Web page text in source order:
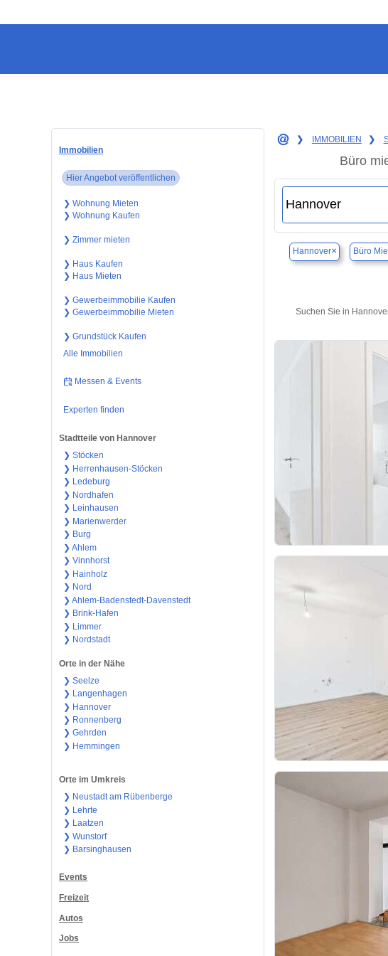
Immobilien
Hier Angebot veröffentlichen
❯ Wohnung Mieten
❯ Wohnung Kaufen
❯ Zimmer mieten
❯ Haus Kaufen
❯ Haus Mieten
❯ Gewerbeimmobilie Kaufen
❯ Gewerbeimmobilie Mieten
❯ Grundstück Kaufen
Alle Immobilien
Messen & Events
Experten finden
Stadtteile von Hannover
❯ Stöcken
❯ Herrenhausen-Stöcken
❯ Ledeburg
❯ Nordhafen
❯ Leinhausen
❯ Marienwerder
❯ Burg
❯ Ahlem
❯ Vinnhorst
❯ Hainholz
❯ Nord
❯ Ahlem-Badenstedt-Davenstedt
❯ Brink-Hafen
❯ Limmer
❯ Nordstadt
Orte in der Nähe
❯ Seelze
❯ Langenhagen
❯ Hannover
❯ Ronnenberg
❯ Gehrden
❯ Hemmingen
Orte im Umkreis
❯ Neustadt am Rübenberge
❯ Lehrte
❯ Laatzen
❯ Wunstorf
❯ Barsinghausen
Events
Freizeit
Autos
Jobs
❯ IMMOBILIEN ❯
Büro
Hannover× Büro
Suchen Sie in